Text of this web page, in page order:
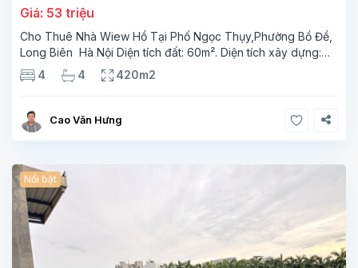
Giá: 53 triệu
Cho Thuê Nhà Wiew Hồ Tại Phố Ngọc Thụy,Phường Bồ Đề,
Long Biên Hà Nội Diện tích đất: 60m². Diện tích xây dựng:
60m² x 7 tầng, 4 phòng ngủ,4 phòng tắm Tầng 1 Gara Tầng
2 phong khách Tầng 3-1 phòng ngủ, 1 phòng
4 4 420m2
Cao Văn Hưng
Nổi bật